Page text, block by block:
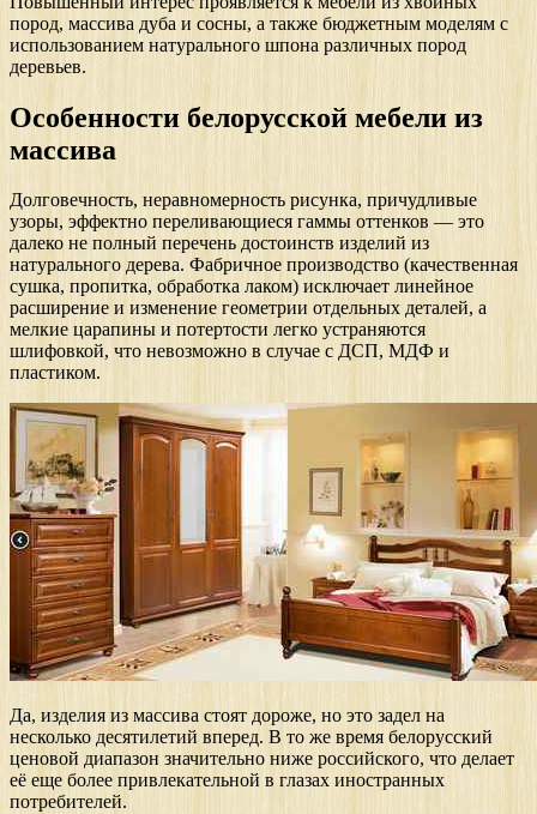
пород, массива дуба и сосны, а также бюджетным моделям с
использованием натурального шпона различных пород
деревьев.
Особенности белорусской мебели из
массива
Долговечность, неравномерность рисунка, причудливые
узоры, эффектно переливающиеся гаммы оттенков — это
далеко не полный перечень достоинств изделий из
натурального дерева. Фабричное производство (качественная
сушка, пропитка, обработка лаком) исключает линейное
расширение и изменение геометрии отдельных деталей, а
мелкие царапины и потертости легко устраняются
шлифовкой, что невозможно в случае с ДСП, МДФ и
пластиком.
Да, изделия из массива стоят дороже, но это задел на
несколько десятилетий вперед. В то же время белорусский
ценовой диапазон значительно ниже российского, что делает
её еще более привлекательной в глазах иностранных
потребителей.